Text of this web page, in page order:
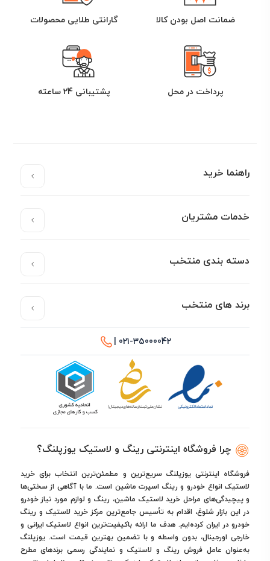
ضمانت اصل بودن کالا گارانتی طلایی محصولات
پرداخت در محل پشتیبانی 24 ساعته
راهنما خرید
خدمات مشتریان
دسته بندی منتخب
برند های منتخب
021-35000042 |
چرا فروشگاه اینترنتی رینگ و لاستیک یوزپلنگ؟
فروشگاه اینترنتی یوزپلنگ سریع‌ترین و مطمئن‌ترین انتخاب برای خرید
لاستیک انواع خودرو و رینگ اسپرت ماشین است. ما با آگاهی از سختی‌ها
و پیچیدگی‌های مراحل خرید لاستیک ماشین، رینگ و لوازم مورد نیاز خودرو
در این بازار شلوغ، اقدام به تأسیس جامع‌ترین مرکز خرید لاستیک و رینگ
خودرو در ایران کرده‌ایم. هدف ما ارائه باکیفیت‌ترین انواع لاستیک ایرانی و
خارجی اورجینال، بدون واسطه و با تضمین بهترین قیمت است. یوزپلنگ
به‌عنوان عامل فروش رینگ و لاستیک و نمایندگی رسمی برندهای مطرح